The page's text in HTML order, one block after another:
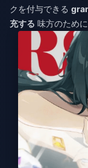
クを付与できる
充する 味方のために